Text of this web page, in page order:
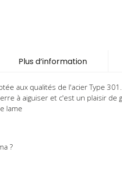
aux qualités de l'acier Type
à aiguiser et c'est un plaisir
lame
?
Plus d’information